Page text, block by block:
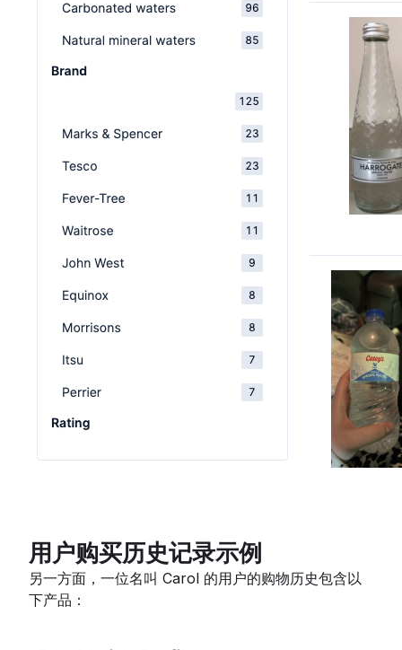
用户购买历史记录示例
另一方面，一位名叫 Carol 的用户的购物历史包含以
下产品：